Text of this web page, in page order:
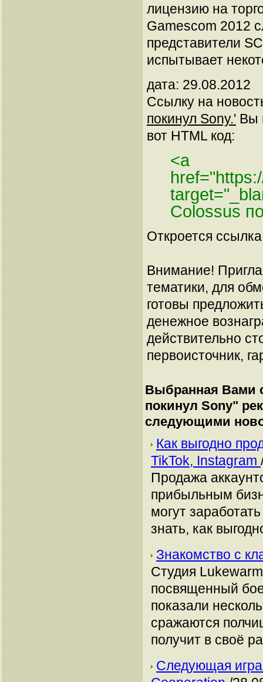
лицензию на
Gamescom 2012
представители
испытывает
дата: 29.08.2012
Ссылку на
покинул Sony.' Вы
вот HTML код:
<a
Colossus
Откроется
Внимание!
тематики, для
готовы
денежное
действительно
первоисточник,
Выбранная Вами
покинул Sony"
следующими
Как выгодно
TikTok, Instagram
Продажа
прибыльным
могут
знать, как
Знакомство с
Студия
посвященный
показали
сражаются
получит в своё
Следующая